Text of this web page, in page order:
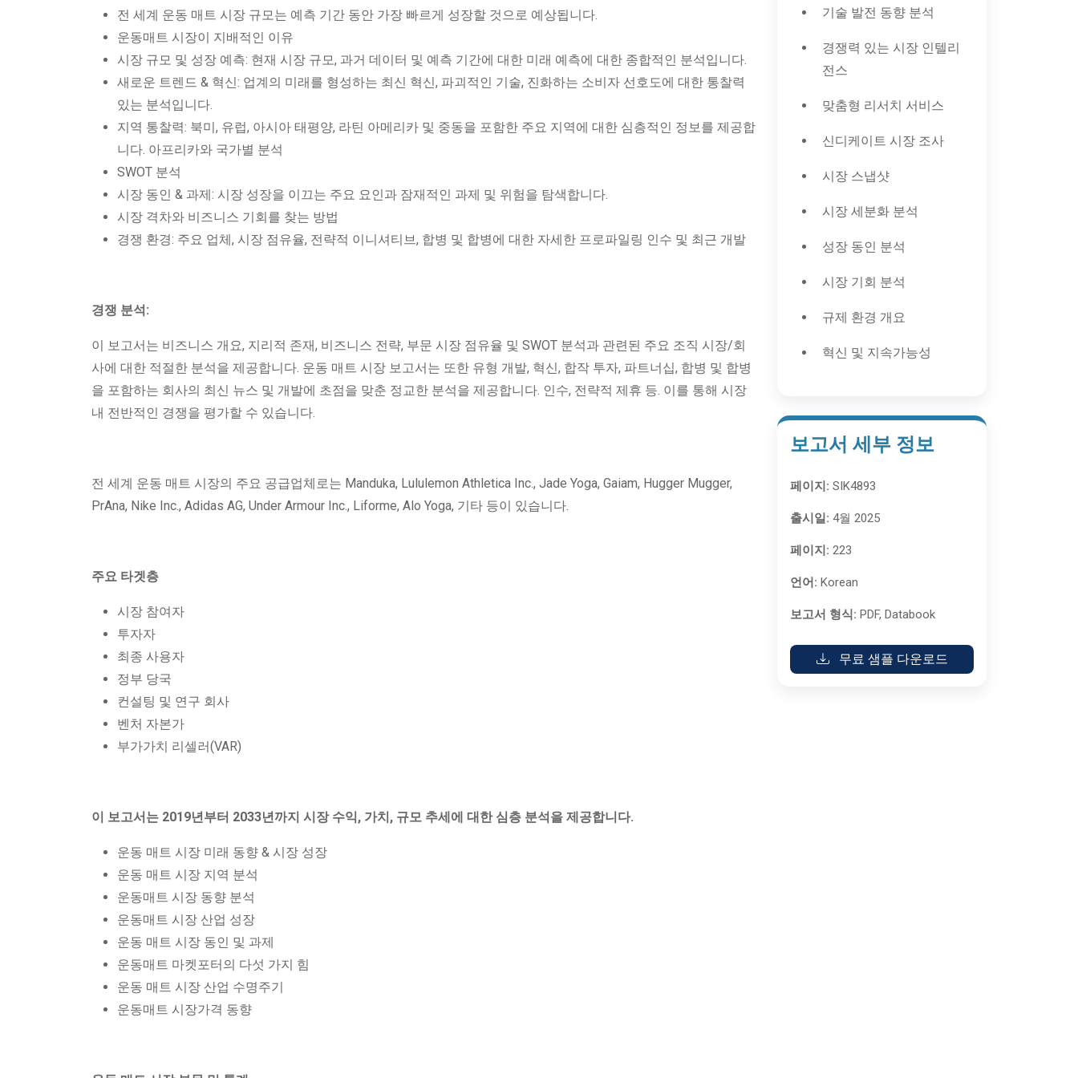
전 세계 운동 매트 시장 규모는 예측 기간 동안 가장 빠르게 성장할 것으로 예상됩니다.
운동매트 시장이 지배적인 이유
시장 규모 및 성장 예측: 현재 시장 규모, 과거 데이터 및 예측 기간에 대한 미래 예측에 대한 종합적인 분석입니다.
새로운 트렌드 & 혁신: 업계의 미래를 형성하는 최신 혁신, 파괴적인 기술, 진화하는 소비자 선호도에 대한 통찰력
있는 분석입니다.
지역 통찰력: 북미, 유럽, 아시아 태평양, 라틴 아메리카 및 중동을 포함한 주요 지역에 대한 심층적인 정보를 제공합
니다. 아프리카와 국가별 분석
SWOT 분석
시장 동인 & 과제: 시장 성장을 이끄는 주요 요인과 잠재적인 과제 및 위험을 탐색합니다.
시장 격차와 비즈니스 기회를 찾는 방법
경쟁 환경: 주요 업체, 시장 점유율, 전략적 이니셔티브, 합병 및 합병에 대한 자세한 프로파일링 인수 및 최근 개발
경쟁 분석:
이 보고서는 비즈니스 개요, 지리적 존재, 비즈니스 전략, 부문 시장 점유율 및 SWOT 분석과 관련된 주요 조직 시장/회
사에 대한 적절한 분석을 제공합니다. 운동 매트 시장 보고서는 또한 유형 개발, 혁신, 합작 투자, 파트너십, 합병 및 합병
을 포함하는 회사의 최신 뉴스 및 개발에 초점을 맞춘 정교한 분석을 제공합니다. 인수, 전략적 제휴 등. 이를 통해 시장
내 전반적인 경쟁을 평가할 수 있습니다.
전 세계 운동 매트 시장의 주요 공급업체로는 Manduka, Lululemon Athletica Inc., Jade Yoga, Gaiam, Hugger Mugger,
PrAna, Nike Inc., Adidas AG, Under Armour Inc., Liforme, Alo Yoga, 기타 등이 있습니다.
주요 타겟층
시장 참여자
투자자
최종 사용자
정부 당국
컨설팅 및 연구 회사
벤처 자본가
부가가치 리셀러(VAR)
이 보고서는 2019년부터 2033년까지 시장 수익, 가치, 규모 추세에 대한 심층 분석을 제공합니다.
운동 매트 시장 미래 동향 & 시장 성장
운동 매트 시장 지역 분석
운동매트 시장 동향 분석
운동매트 시장 산업 성장
운동 매트 시장 동인 및 과제
운동매트 마켓포터의 다섯 가지 힘
운동 매트 시장 산업 수명주기
운동매트 시장가격 동향
기술 발전 동향 분석
경쟁력 있는 시장 인텔리
전스
맞춤형 리서치 서비스
신디케이트 시장 조사
시장 스냅샷
시장 세분화 분석
성장 동인 분석
시장 기회 분석
규제 환경 개요
혁신 및 지속가능성
보고서 세부 정보
페이지: SIK4893
출시일: 4월 2025
페이지: 223
언어: Korean
보고서 형식: PDF, Databook
무료 샘플 다운로드